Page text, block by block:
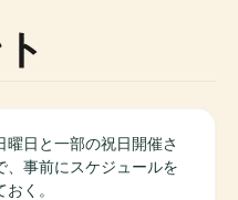
曜日と一部の祝日開催さ
、事前にスケジュールを
く。